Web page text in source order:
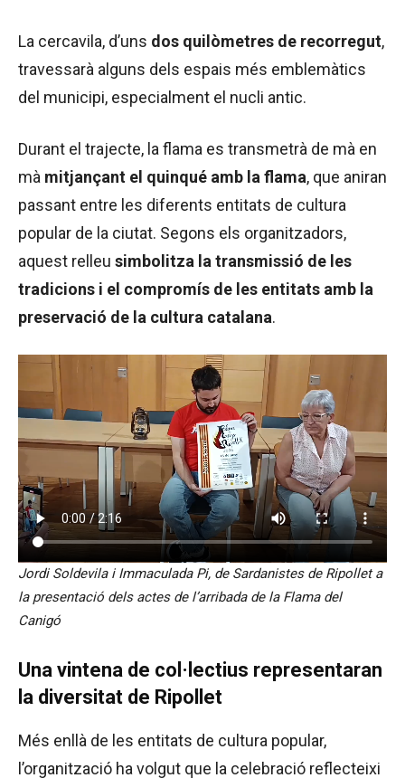
La cercavila, d’uns dos quilòmetres de recorregut,
travessarà alguns dels espais més emblemàtics
del municipi, especialment el nucli antic.
Durant el trajecte, la flama es transmetrà de mà en
mà mitjançant el quinqué amb la flama, que aniran
passant entre les diferents entitats de cultura
popular de la ciutat. Segons els organitzadors,
aquest relleu simbolitza la transmissió de les
tradicions i el compromís de les entitats amb la
preservació de la cultura catalana.
Jordi Soldevila i Immaculada Pi, de Sardanistes de Ripollet a
la presentació dels actes de l’arribada de la Flama del
Canigó
Una vintena de col·lectius representaran
la diversitat de Ripollet
Més enllà de les entitats de cultura popular,
l’organització ha volgut que la celebració reflecteixi